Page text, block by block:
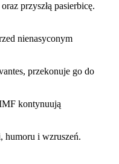
przyszłą pasierbicę.
nienasyconym
przekonuje go do
kontynuują
humoru i wzruszeń.